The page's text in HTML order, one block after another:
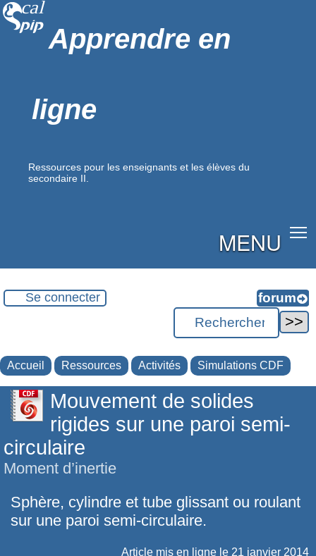
Apprendre en
ligne
Ressources pour les enseignants et les élèves du
secondaire II.
MENU
Se connecter
Accueil Ressources Activités Simulations CDF
Mouvement de solides
rigides sur une paroi semi-
circulaire
Moment d’inertie
Sphère, cylindre et tube glissant ou roulant
sur une paroi semi-circulaire.
Article mis en ligne le 21 janvier 2014